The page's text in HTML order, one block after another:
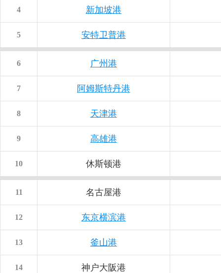
4 新加坡港
5 安特卫普港
6 广州港
7 阿姆斯特丹港
8 天津港
9 高雄港
10 休斯顿港
11 名古屋港
12 东京横滨港
13 釜山港
14 神户大阪港